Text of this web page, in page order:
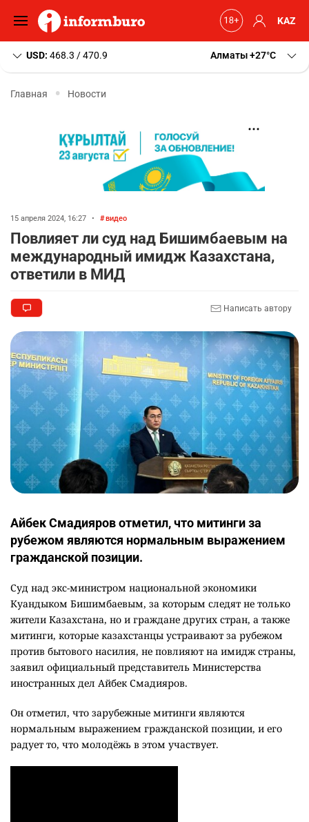
KAZ
USD: 468.3 / 470.9 Алматы+27 C
Главная Новости
15 апреля 2024, 16:27 • видео
Повлияет ли суд над Бишимбаевым на
международный имидж Казахстана,
ответили в МИД
Написать автору
Айбек Смадияров отметил, что митинги за
рубежом являются нормальным выражением
гражданской позиции.
Суд над экс-министром национальной экономики
Куандыком Бишимбаевым, за которым следят не только
жители Казахстана, но и граждане других стран, а также
митинги, которые казахстанцы устраивают за рубежом
против бытового насилия, не повлияют на имидж страны,
заявил официальный представитель Министерства
иностранных дел Айбек Смадияров.
Он отметил, что зарубежные митинги являются
нормальным выражением гражданской позиции, и его
радует то, что молодёжь в этом участвует.